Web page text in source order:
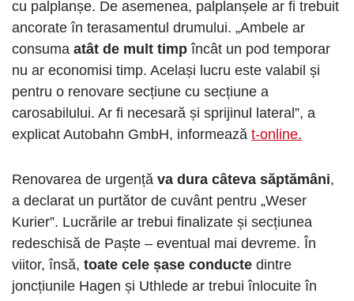
cu palplanșe. De asemenea, palplanșele ar fi trebuit
ancorate în terasamentul drumului. „Ambele ar
consuma atât de mult timp încât un pod temporar
nu ar economisi timp. Același lucru este valabil și
pentru o renovare secțiune cu secțiune a
carosabilului. Ar fi necesară și sprijinul lateral”, a
explicat Autobahn GmbH, informează t-online.
Renovarea de urgență va dura câteva săptămâni,
a declarat un purtător de cuvânt pentru „Weser
Kurier”. Lucrările ar trebui finalizate și secțiunea
redeschisă de Paște – eventual mai devreme. În
viitor, însă, toate cele șase conducte dintre
joncțiunile Hagen și Uthlede ar trebui înlocuite în